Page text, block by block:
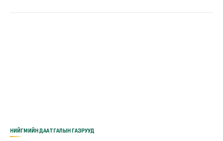
НИЙГМИЙН ДААТГАЛЫН ГАЗРУУД